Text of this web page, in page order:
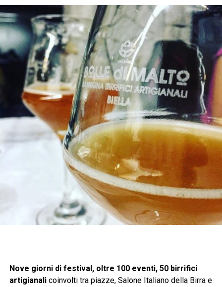
Nove giorni di festival, oltre 100 eventi, 50 birrifici
artigianalicoinvolti tra piazze, Salone Italiano della Birra e